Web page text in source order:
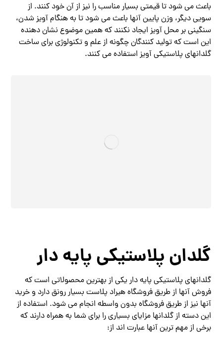
باعث می شود تا قیمتی بسیار مناسب را نیز از آن خود کنند. از
سویی دیگر، وزن پایین آنها باعث می شود تا به هنگام آویز شدن،
سنگینی بر محل آویز ایجاد نکنند که همین موضوع نشان دهنده
این است که تولید کنندگان چگونه از علم و تکنولوژی برای ساخت
گلدانهای پلاستیکی آویز استفاده می کنند.
گلدان پلاستیکی پایه دار
گلدانهای پلاستیکی پایه دار یکی از بهترین محصولاتی است که
فروش آنها از طریق فروشگاه هیراد پلاست بسیار رونق دارد و خرید
آنها نیز از طریق فروشگاه بدون واسطه انجام می شود. استفاده از
این دسته از گلدانها مزایای بسیاری را برای شما به همراه دارند که
برخی از مهم ترین آنها عبارت اند از: